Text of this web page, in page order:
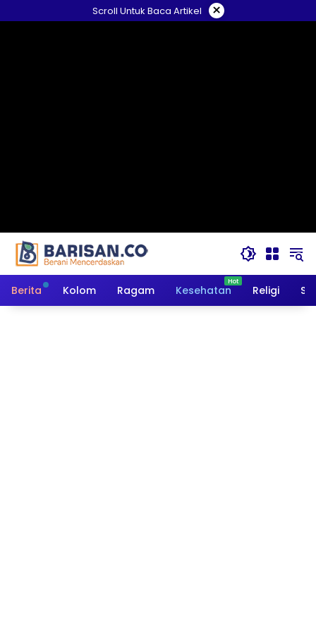
ke
Scroll Untuk Baca Artikel ×
Berita Kolom Ragam Kesehatan Religi